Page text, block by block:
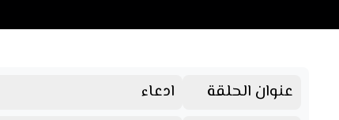
عنوان الحلقة
ادعاء